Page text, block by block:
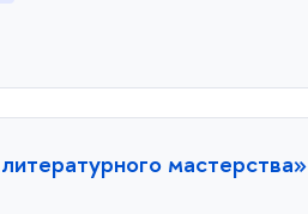
мастерства»